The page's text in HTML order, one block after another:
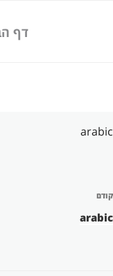
דף
arabic
ניווט
הפוסט
הקודם
קודם
arabic